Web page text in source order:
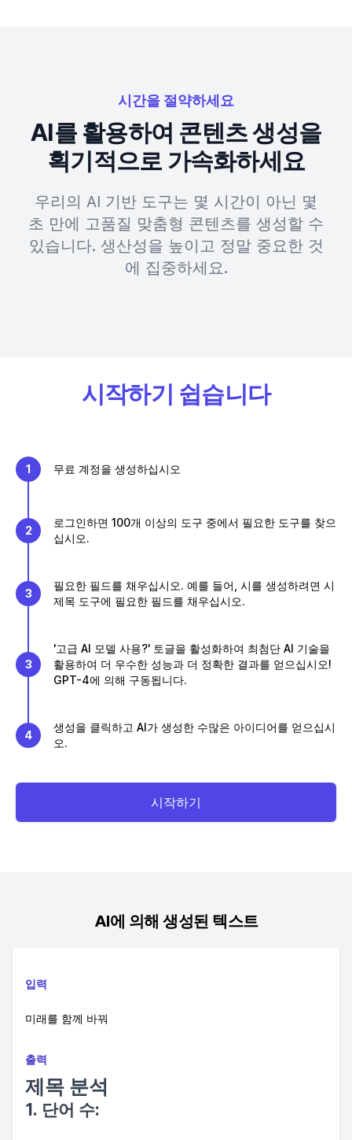
시간을 절약하세요
AI를 활용하여 콘텐츠 생성을
획기적으로 가속화하세요
우리의 AI 기반 도구는 몇 시간이 아닌 몇
초 만에 고품질 맞춤형 콘텐츠를 생성할 수
있습니다. 생산성을 높이고 정말 중요한 것
에 집중하세요.
시작하기 쉽습니다
1 무료 계정을 생성하십시오
2
로그인하면 100개 이상의 도구 중에서 필요한 도구를 찾으
십시오.
3
필요한 필드를 채우십시오. 예를 들어, 시를 생성하려면 시
제목 도구에 필요한 필드를 채우십시오.
3
'고급 AI 모델 사용?' 토글을 활성화하여 최첨단 AI 기술을
활용하여 더 우수한 성능과 더 정확한 결과를 얻으십시오!
GPT-4에 의해 구동됩니다.
4
생성을 클릭하고 AI가 생성한 수많은 아이디어를 얻으십시
오.
시작하기
AI에 의해 생성된 텍스트
입력
미래를 함께 바꿔
출력
제목 분석
1. 단어 수: